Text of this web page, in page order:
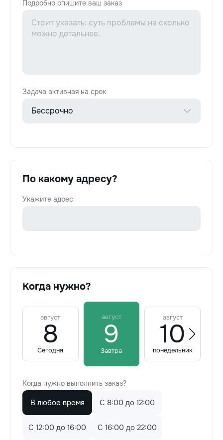
Подробно опишите ваш заказ
Задача активная на срок
По какому адресу?
Укажите адрес
Когда нужно?
август
8
Сегодня
август
9
Завтра
август
10
понедельник
Когда нужно выполнить заказ?
В любое время C 8:00 до 12:00
C 12:00 до 16:00 C 16:00 до 22:00